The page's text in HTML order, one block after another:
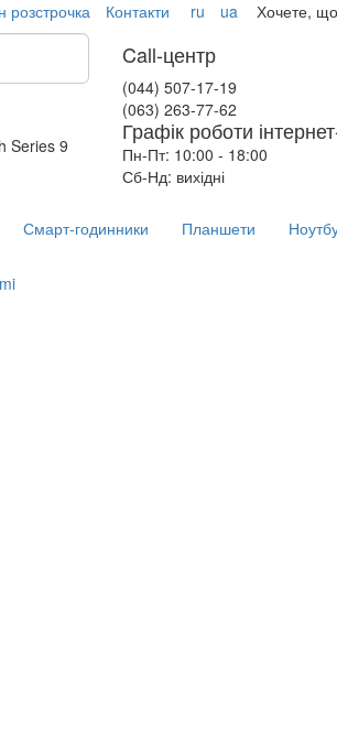
розстрочка Контакти ru ua Хочете,
Series 9
Call-центр
(044) 507-17-19
(063) 263-77-62
Графік роботи
Пн-Пт: 10:00 - 18:00
Сб-Нд: вихідні
Смарт-годинники Планшети